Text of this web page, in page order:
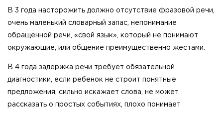
В 3 года насторожить должно отсутствие фразовой речи,
очень маленький словарный запас, непонимание
обращенной речи, «свой язык», который не понимают
окружающие, или общение преимущественно жестами.
В 4 года задержка речи требует обязательной
диагностики, если ребенок не строит понятные
предложения, сильно искажает слова, не может
рассказать о простых событиях, плохо понимает